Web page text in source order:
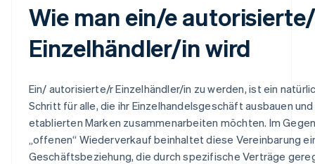
Wie man ein/e
Einzelhändler/in wird
Ein/ autorisierte/r Einzelhändler/in zu werden, ist ein
Schritt für alle, die ihr Einzelhandelsgeschäft ausbauen
etablierten Marken zusammenarbeiten möchten. Im
„offenen“ Wiederverkauf beinhaltet diese Vereinbarung
Geschäftsbeziehung, die durch spezifische Verträge